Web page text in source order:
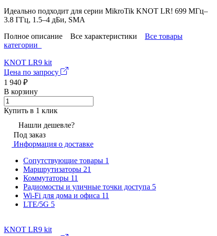
Идеально подходит для серии MikroTik KNOT LR! 699 МГц–
3.8 ГГц, 1.5–4 дБи, SMA
Полное описание
Все характеристики
Все товары
категории
KNOT LR9 kit
Цена по запросу
1 940 ₽
В корзину
Купить в 1 клик
Нашли дешевле?
Под заказ
Информация о доставке
Сопутствующие товары 1
Маршрутизаторы 21
Коммутаторы 11
Радиомосты и уличные точки доступа 5
Wi-Fi для дома и офиса 11
LTE/5G 5
KNOT LR9 kit